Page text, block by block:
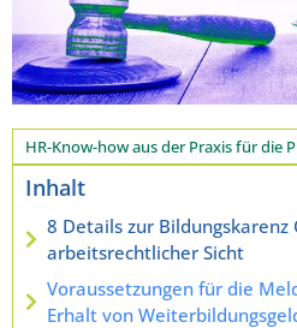
HR-Know-how aus der Praxis für die
Inhalt
8 Details zur Bildungskarenz
arbeitsrechtlicher Sicht
Voraussetzungen für die
Erhalt von